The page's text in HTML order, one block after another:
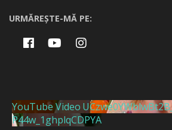
URMĂREȘTE-MĂ PE:
YouTube Video
P44w_1ghplqCDPYA